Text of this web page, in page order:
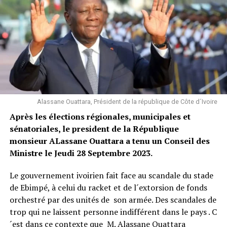
néerlandaise Trafigura, qui avait débarqué à Abidjan
plus de 500 m3 de déchets hautement toxiques issus
d’hydrocarbures.
Les autorités ivoiriennes qui ont du mal à rassurer la
population, ont prévu une réunion ce lundi matin avec
le propriétaire de la marchandise et le transporteur du
dangereux produit pour disent-ils un examen
approfondi.
Saint Leo @leadernewsci
Facebook
Twitter
EmailWhatsApp
Comments
comments
Alassane Ouattara, Président de la république de Côte d´Ivoire
Après les élections régionales, municipales et
sénatoriales, le president de la République
monsieur ALassane Ouattara a tenu un Conseil des
Ministre le Jeudi 28 Septembre 2023.
Le gouvernement ivoirien fait face au scandale du stade
de Ebimpé, à celui du racket et de l´extorsion de fonds
orchestré par des unités de son armée. Des scandales de
trop qui ne laissent personne indifférent dans le pays . C
´est dans ce contexte que M. Alassane Ouattara